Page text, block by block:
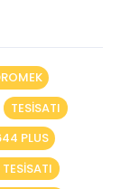
TESİSATI
PLUS